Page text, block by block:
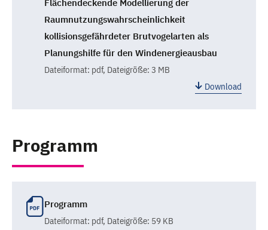
Flächendeckende Modellierung der
Raumnutzungswahrscheinlichkeit
kollisionsgefährdeter Brutvogelarten als
Planungshilfe für den Windenergieausbau
Dateiformat: pdf, Dateigröße: 3 MB
Download
Programm
Programm
Dateiformat: pdf, Dateigröße: 59 KB